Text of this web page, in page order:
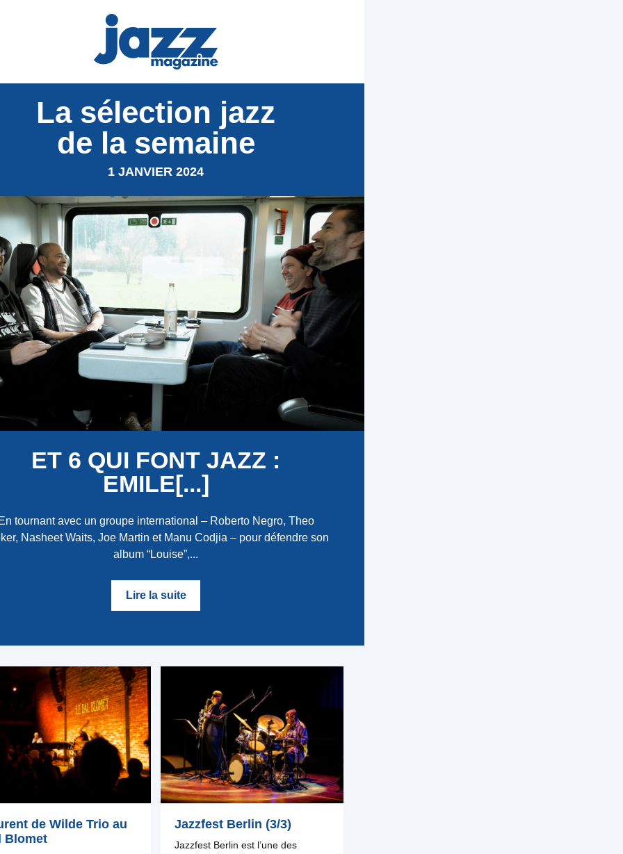
La sélection jazz
de la semaine
1 JANVIER 2024
ET 6 QUI FONT JAZZ :
EMILE[...]
tournant avec un groupe international – Roberto Negro, Theo
Nasheet Waits, Joe Martin et Manu Codjia – pour défendre son
album “Louise”,...
Lire la suite
de Wilde Trio au
Blomet
Jazzfest Berlin (3/3)
Jazzfest Berlin est l’une des